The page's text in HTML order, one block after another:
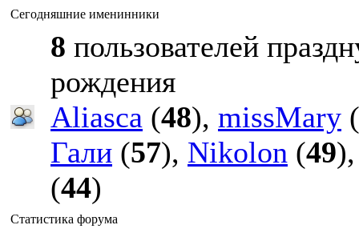
Сегодняшние именинники
8 пользователей
рождения
Aliasca (48), missMary (
Гали (57), Nikolon (49
(44)
Статистика форума